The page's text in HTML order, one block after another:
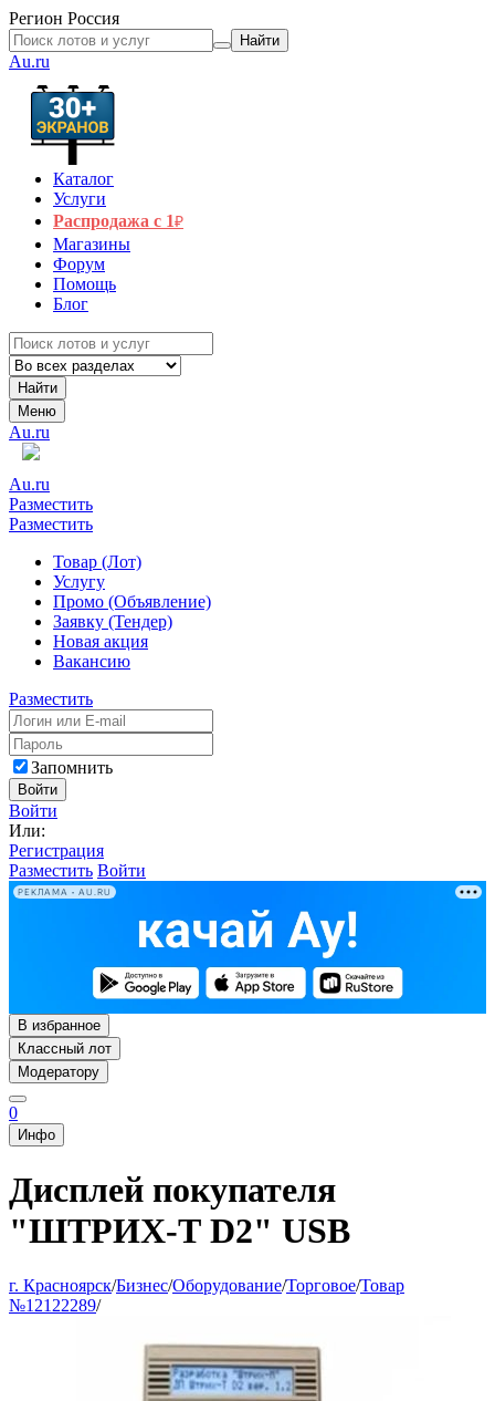
Регион Россия
Найти
Au.ru
Каталог
Услуги
Распродажа с 1₽
Магазины
Форум
Помощь
Блог
Найти
Меню
Au.ru
Au.ru
Разместить
Разместить
Товар (Лот)
Услугу
Промо (Объявление)
Заявку (Тендер)
Новая акция
Вакансию
Разместить
Запомнить
Войти
Войти
Или:
Регистрация
Разместить Войти
РЕКЛАМА • AU.RU
В избранное
Классный лот
Модератору
0
Инфо
Дисплей покупателя
"ШТРИХ-Т D2" USB
г. Красноярск/Бизнес/Оборудование/Торговое/Товар
№12122289/